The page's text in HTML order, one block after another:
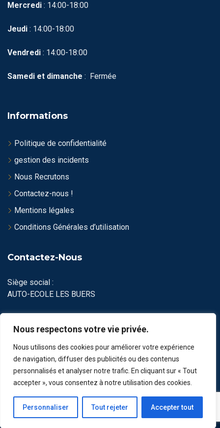
Nous respectons votre vie privée.
Nous utilisons des cookies pour améliorer votre expérience
de navigation, diffuser des publicités ou des contenus
personnalisés et analyser notre trafic. En cliquant sur « Tout
accepter », vous consentez à notre utilisation des cookies.
Personnaliser Tout rejeter Accepter tout
Mercredi : 14:00-18:00
Jeudi : 14:00-18:00
Vendredi : 14:00-18:00
Samedi et dimanche : Fermée
Informations
Politique de confidentialité
gestion des incidents
Nous Recrutons
Contactez-nous !
Mentions légales
Conditions Générales d’utilisation
Contactez-Nous
Siège social :
AUTO-ECOLE LES BUERS
09 82 56 16 76 / 06 65 39 52 34
contact@autoecole-lesbuers.fr
© 2022 Auto école LES BUERS. Tous droits réservés.